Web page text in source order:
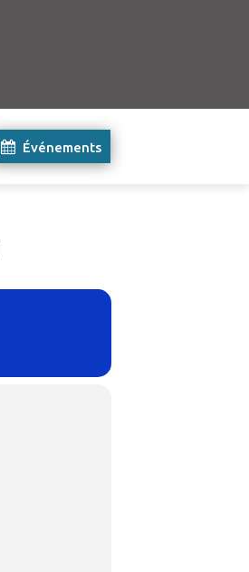
Événements